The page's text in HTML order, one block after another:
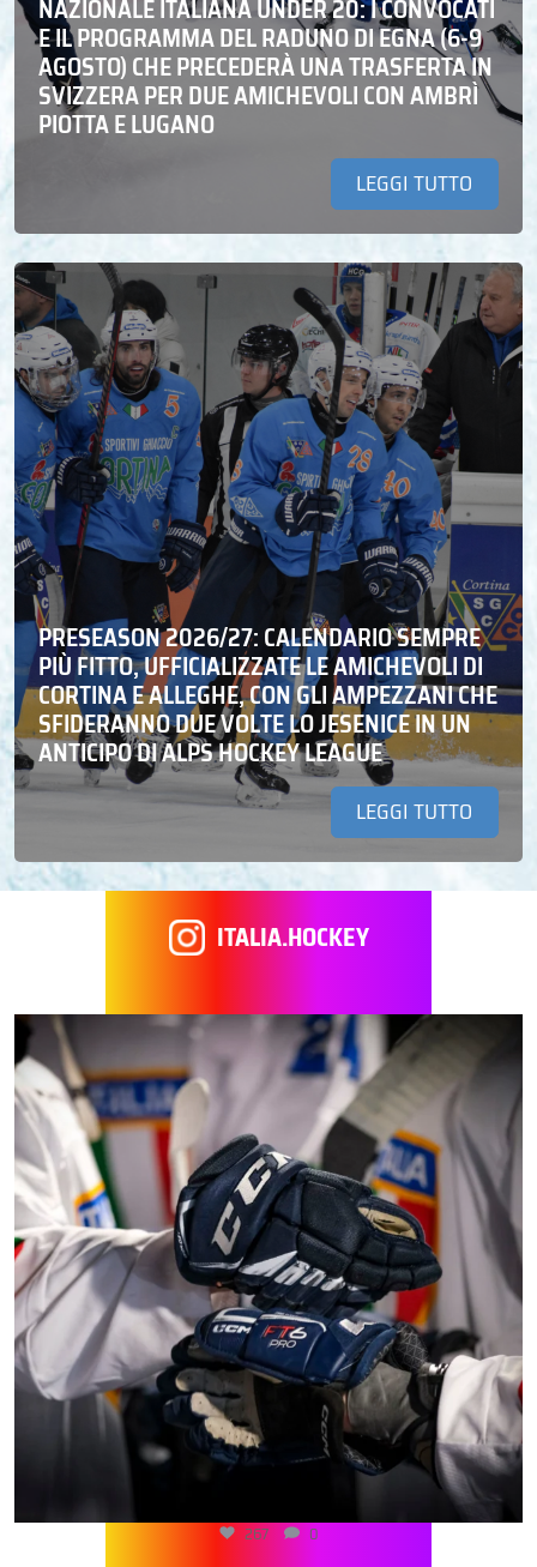
NAZIONALE ITALIANA UNDER 20: I CONVOCATI
E IL PROGRAMMA DEL RADUNO DI EGNA (6-9
AGOSTO) CHE PRECEDERÀ UNA TRASFERTA IN
SVIZZERA PER DUE AMICHEVOLI CON AMBRÌ
PIOTTA E LUGANO
LEGGI TUTTO
PRESEASON 2026/27: CALENDARIO SEMPRE
PIÙ FITTO, UFFICIALIZZATE LE AMICHEVOLI DI
CORTINA E ALLEGHE, CON GLI AMPEZZANI CHE
SFIDERANNO DUE VOLTE LO JESENICE IN UN
ANTICIPO DI ALPS HOCKEY LEAGUE
LEGGI TUTTO
ITALIA.HOCKEY
267 0